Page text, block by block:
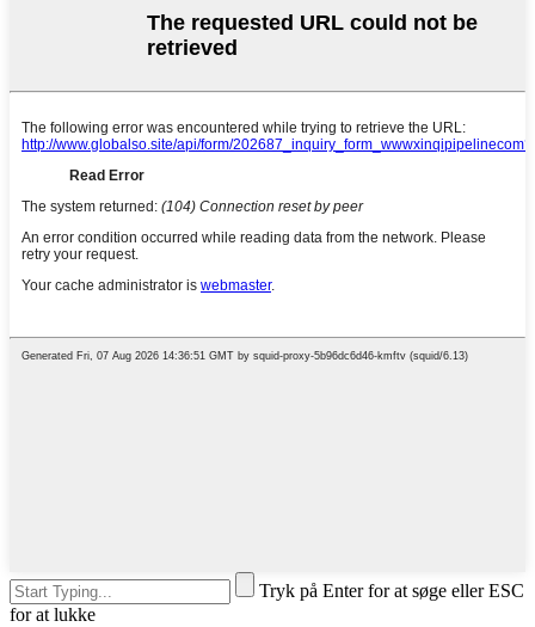
Tryk på Enter for at søge eller ESC
for at lukke